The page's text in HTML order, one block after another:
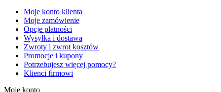
Moje konto klienta
Moje zamówienie
Opcje płatności
Wysyłka i dostawa
Zwroty i zwrot kosztów
Promocje i kupony
Potrzebujesz więcej pomocy?
Klienci firmowi
Moje konto